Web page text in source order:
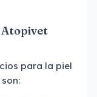
Atopivet
para la piel